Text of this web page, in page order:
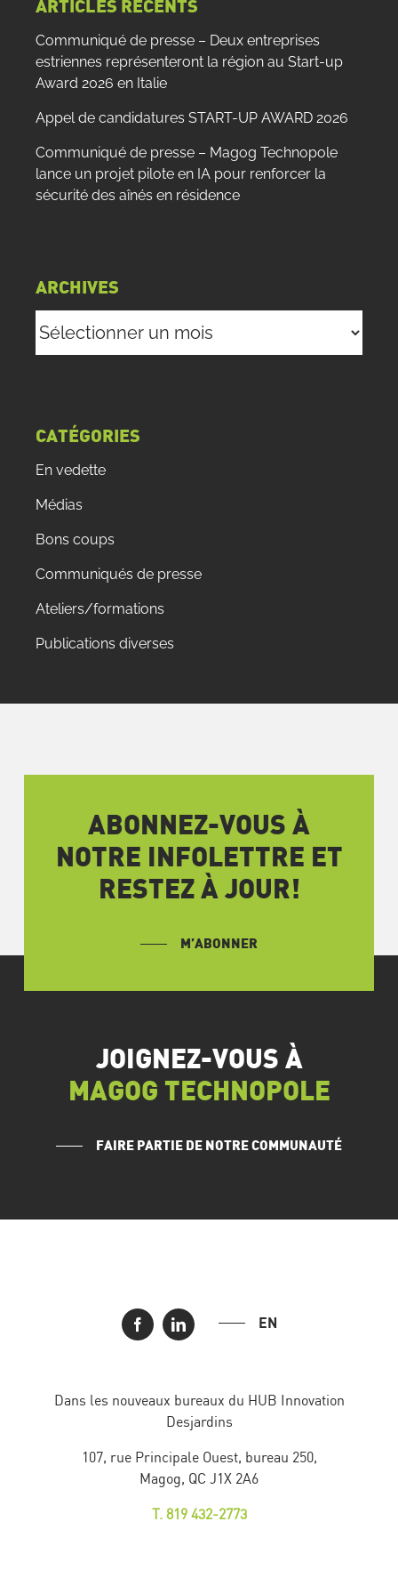
ARTICLES RÉCENTS
Communiqué de presse – Deux entreprises
estriennes représenteront la région au Start-up
Award 2026 en Italie
Appel de candidatures START-UP AWARD 2026
Communiqué de presse – Magog Technopole
lance un projet pilote en IA pour renforcer la
sécurité des aînés en résidence
ARCHIVES
CATÉGORIES
En vedette
Médias
Bons coups
Communiqués de presse
Ateliers/formations
Publications diverses
ABONNEZ-VOUS À
NOTRE INFOLETTRE ET
RESTEZ À JOUR!
M’ABONNER
JOIGNEZ-VOUS À
MAGOG TECHNOPOLE
FAIRE PARTIE DE NOTRE COMMUNAUTÉ
EN
Dans les nouveaux bureaux du HUB Innovation
Desjardins
107, rue Principale Ouest, bureau 250,
Magog, QC J1X 2A6
T. 819 432-2773